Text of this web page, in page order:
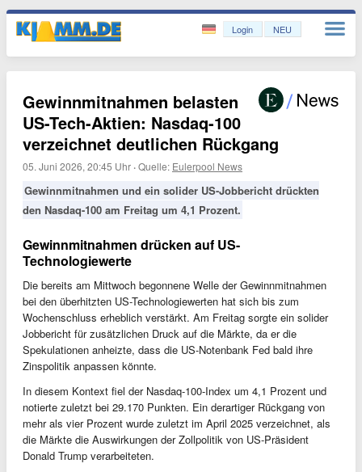
Login NEU
Gewinnmitnahmen belasten
US-Tech-Aktien: Nasdaq-100
verzeichnet deutlichen Rückgang
05. Juni 2026, 20:45 Uhr ·Quelle: Eulerpool News
Gewinnmitnahmen und ein solider US-Jobbericht drückten
den Nasdaq-100 am Freitag um 4,1 Prozent.
Gewinnmitnahmen drücken auf US-
Technologiewerte
Die bereits am Mittwoch begonnene Welle der Gewinnmitnahmen
bei den überhitzten US-Technologiewerten hat sich bis zum
Wochenschluss erheblich verstärkt. Am Freitag sorgte ein solider
Jobbericht für zusätzlichen Druck auf die Märkte, da er die
Spekulationen anheizte, dass die US-Notenbank Fed bald ihre
Zinspolitik anpassen könnte.
In diesem Kontext fiel der Nasdaq-100-Index um 4,1 Prozent und
notierte zuletzt bei 29.170 Punkten. Ein derartiger Rückgang von
mehr als vier Prozent wurde zuletzt im April 2025 verzeichnet, als
die Märkte die Auswirkungen der Zollpolitik von US-Präsident
Donald Trump verarbeiteten.